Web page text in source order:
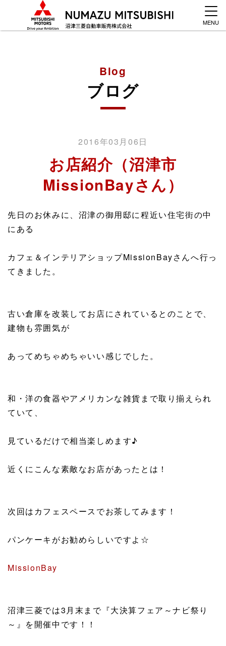
MENU
Blog
ブログ
2016年03月06日
お店紹介（沼津市
MissionBayさん）
先日のお休みに、沼津の御用邸に程近い住宅街の中
にある
カフェ＆インテリアショップMissionBayさんへ行っ
てきました。
古い倉庫を改装してお店にされているとのことで、
建物も雰囲気が
あってめちゃめちゃいい感じでした。
和・洋の食器やアメリカンな雑貨まで取り揃えられ
ていて、
見ているだけで相当楽しめます♪
近くにこんな素敵なお店があったとは！
次回はカフェスペースでお茶してみます！
パンケーキがお勧めらしいですよ☆
MissionBay
沼津三菱では3月末まで『大決算フェア～ナビ祭り
～』を開催中です！！